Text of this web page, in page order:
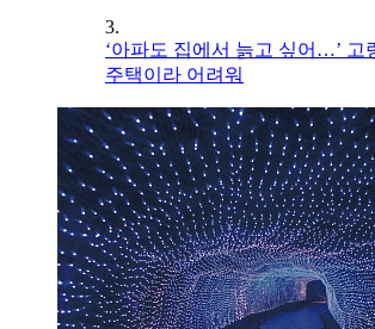
3.
‘아파도 집에서 늙고 싶어…’ 고
주택이라 어려워